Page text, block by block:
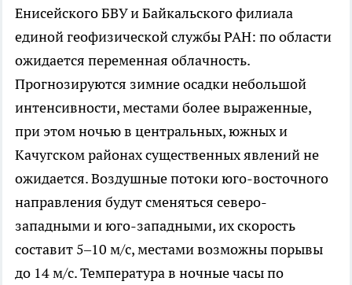
Енисейского БВУ и Байкальского филиала
единой геофизической службы РАН: по области
ожидается переменная облачность.
Прогнозируются зимние осадки небольшой
интенсивности, местами более выраженные,
при этом ночью в центральных, южных и
Качугском районах существенных явлений не
ожидается. Воздушные потоки юго-восточного
направления будут сменяться северо-
западными и юго-западными, их скорость
составит 5–10 м/с, местами возможны порывы
до 14 м/с. Температура в ночные часы по